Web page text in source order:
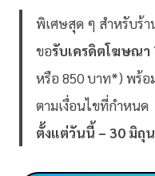
พิเศษสุด ๆ สำหรับร้า
ขอรับเครดิตโฆษณา
หรือ 850 บาท*) พร้อ
ตามเงื่อนไขที่กำหนด
ตั้งแต่วันนี้ – 30 มิถุ